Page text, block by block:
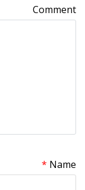
Comment
Name
*